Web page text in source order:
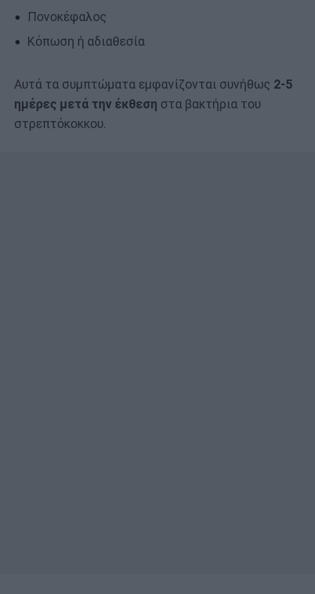
Πονοκέφαλος
Κόπωση ή αδιαθεσία
Αυτά τα συμπτώματα εμφανίζονται συνήθως 2-5
ημέρες μετά την έκθεση στα βακτήρια του
στρεπτόκοκκου.